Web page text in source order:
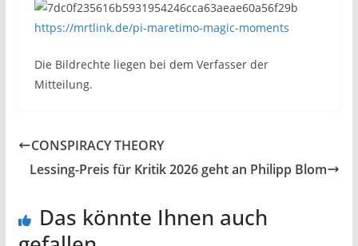
https://mrtlink.de/pi-maretimo-magic-moments
Die Bildrechte liegen bei dem Verfasser der
Mitteilung.
CONSPIRACY THEORY
Lessing-Preis für Kritik 2026 geht an Philipp Blom
Das könnte Ihnen auch